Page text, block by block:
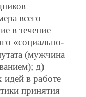
всего
в течение
«социально-
(мужчина
д)
идей в работе
принятия